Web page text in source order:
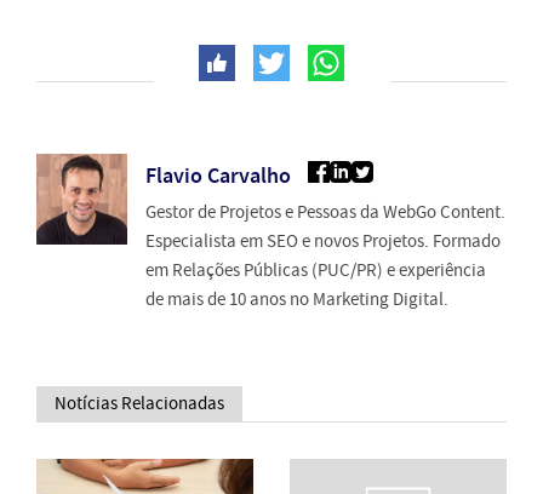
Flavio Carvalho
Gestor de Projetos e Pessoas da WebGo Content.
Especialista em SEO e novos Projetos. Formado
em Relações Públicas (PUC/PR) e experiência
de mais de 10 anos no Marketing Digital.
Notícias Relacionadas